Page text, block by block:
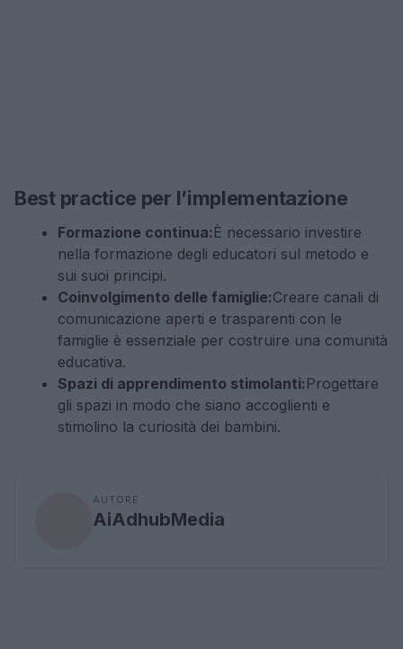
Best practice per l’implementazione
Formazione continua: È necessario investire
nella formazione degli educatori sul metodo e
sui suoi principi.
Coinvolgimento delle famiglie:Creare canali di
comunicazione aperti e trasparenti con le
famiglie è essenziale per costruire una comunità
educativa.
Spazi di apprendimento stimolanti: Progettare
gli spazi in modo che siano accoglienti e
stimolino la curiosità dei bambini.
AUTORE
AiAdhubMedia